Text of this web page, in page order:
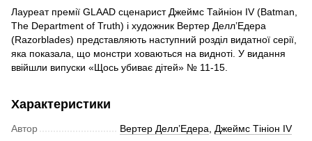
Лауреат премії GLAAD сценарист Джеймс Тайніон IV (Batman,
The Department of Truth) і художник Вертер Делл’Едера
(Razorblades) представляють наступний розділ видатної серії,
яка показала, що монстри ховаються на видноті. У видання
ввійшли випуски «Щось убиває дітей» № 11-15.
Характеристики
Автор Вертер Делл’Едера, Джеймс Тініон IV